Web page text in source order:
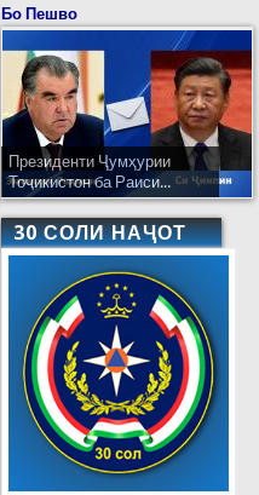
Бо Пешво
Президенти Ҷумҳурии
Тоҷикистон ба Раиси...
30 СОЛИ НАҶОТ